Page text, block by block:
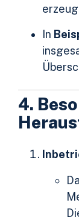
In
4.